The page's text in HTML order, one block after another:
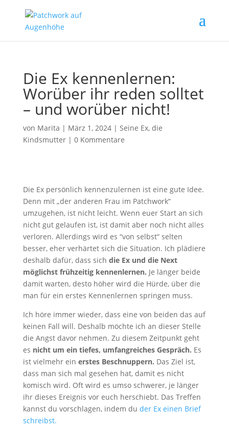
Die Ex kennenlernen:
Worüber ihr reden solltet
– und worüber nicht!
von Marita | März 1, 2024| Seine Ex, die
Kindsmutter| 0 Kommentare
Die Ex persönlich kennenzulernen ist eine gute Idee.
Denn mit „der anderen Frau im Patchwork“
umzugehen, ist nicht leicht. Wenn euer Start an sich
nicht gut gelaufen ist, ist damit aber noch nicht alles
verloren. Allerdings wird es “von selbst“ selten
besser, eher verhärtet sich die Situation. Ich plädiere
deshalb dafür, dass sich die Ex und die Next
möglichst frühzeitig kennenlernen. Je länger beide
damit warten, desto höher wird die Hürde, über die
man für ein erstes Kennenlernen springen muss.
Ich höre immer wieder, dass eine von beiden das auf
keinen Fall will. Deshalb möchte ich an dieser Stelle
die Angst davor nehmen. Zu diesem Zeitpunkt geht
es nicht um ein tiefes, umfangreiches Gespräch. Es
ist vielmehr ein erstes Beschnuppern. Das Ziel ist,
dass man sich mal gesehen hat, damit es nicht
komisch wird. Oft wird es umso schwerer, je länger
ihr dieses Ereignis vor euch herschiebt. Das Treffen
kannst du vorschlagen, indem du der Ex einen Brief
schreibst.